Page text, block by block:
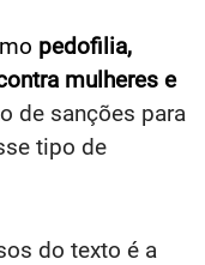
pedofilia,
mulheres e
de sanções para
tipo de
do texto é a